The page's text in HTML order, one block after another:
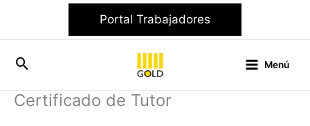
contenido
Portal Trabajadores
Menú
Certificado de Tutor